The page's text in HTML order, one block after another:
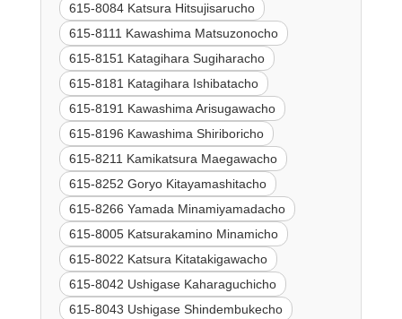
615-8084 Katsura Hitsujisarucho
615-8111 Kawashima Matsuzonocho
615-8151 Katagihara Sugiharacho
615-8181 Katagihara Ishibatacho
615-8191 Kawashima Arisugawacho
615-8196 Kawashima Shiriboricho
615-8211 Kamikatsura Maegawacho
615-8252 Goryo Kitayamashitacho
615-8266 Yamada Minamiyamadacho
615-8005 Katsurakamino Minamicho
615-8022 Katsura Kitatakigawacho
615-8042 Ushigase Kaharaguchicho
615-8043 Ushigase Shindembukecho